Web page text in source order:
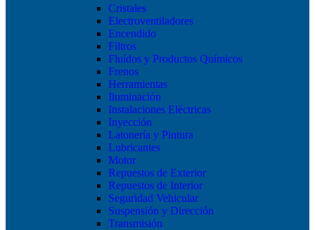
Cristales
Electroventiladores
Encendido
Filtros
Fluídos y Productos Químicos
Frenos
Herramientas
Iluminación
Instalaciones Eléctricas
Inyección
Latonería y Pintura
Lubricantes
Motor
Repuestos de Exterior
Repuestos de Interior
Seguridad Vehicular
Suspensión y Dirección
Transmisión